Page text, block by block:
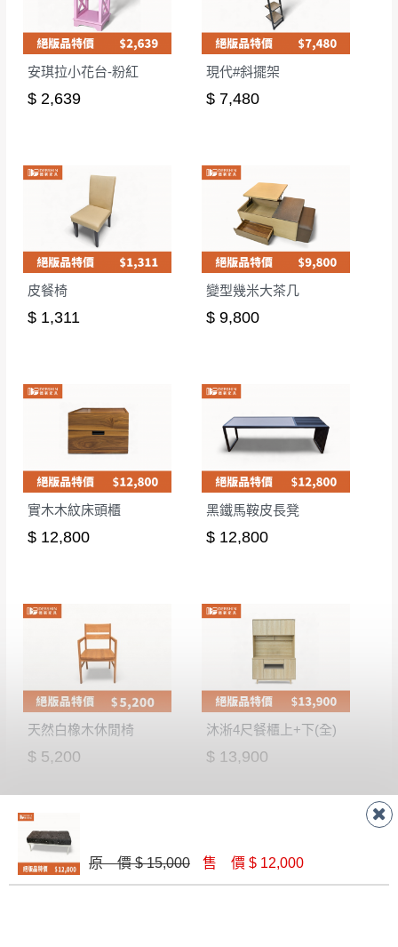
安琪拉小花台-粉紅
$ 2,639
現代#斜擺架
$ 7,480
皮餐椅
$ 1,311
變型幾米大茶几
$ 9,800
實木木紋床頭櫃
$ 12,800
黑鐵馬鞍皮長凳
$ 12,800
天然白橡木休閒椅
$ 5,200
沐淅4尺餐櫃上+下(全)
$ 13,900
原 價 $ 15,000 售 價 $ 12,000